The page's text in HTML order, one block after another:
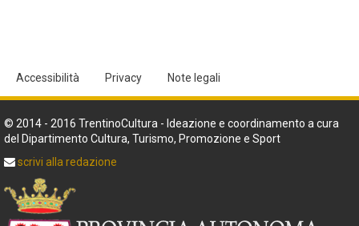
Accessibilità Privacy Note legali
© 2014 - 2016 TrentinoCultura - Ideazione e coordinamento a cura
del Dipartimento Cultura, Turismo, Promozione e Sport
scrivi alla redazione